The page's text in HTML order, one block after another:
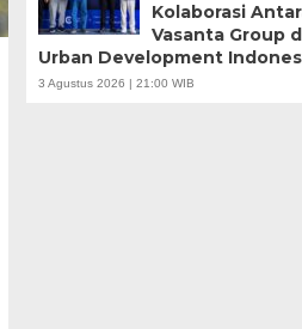
Kolaborasi
Vasanta Group
Urban Development
3 Agustus 2026 | 21:00 WIB